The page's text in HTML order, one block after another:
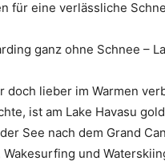
für eine verlässliche
ganz ohne Schnee –
doch lieber im Warmen
ist am Lake Havasu
See nach dem Grand
Wakesurfing und